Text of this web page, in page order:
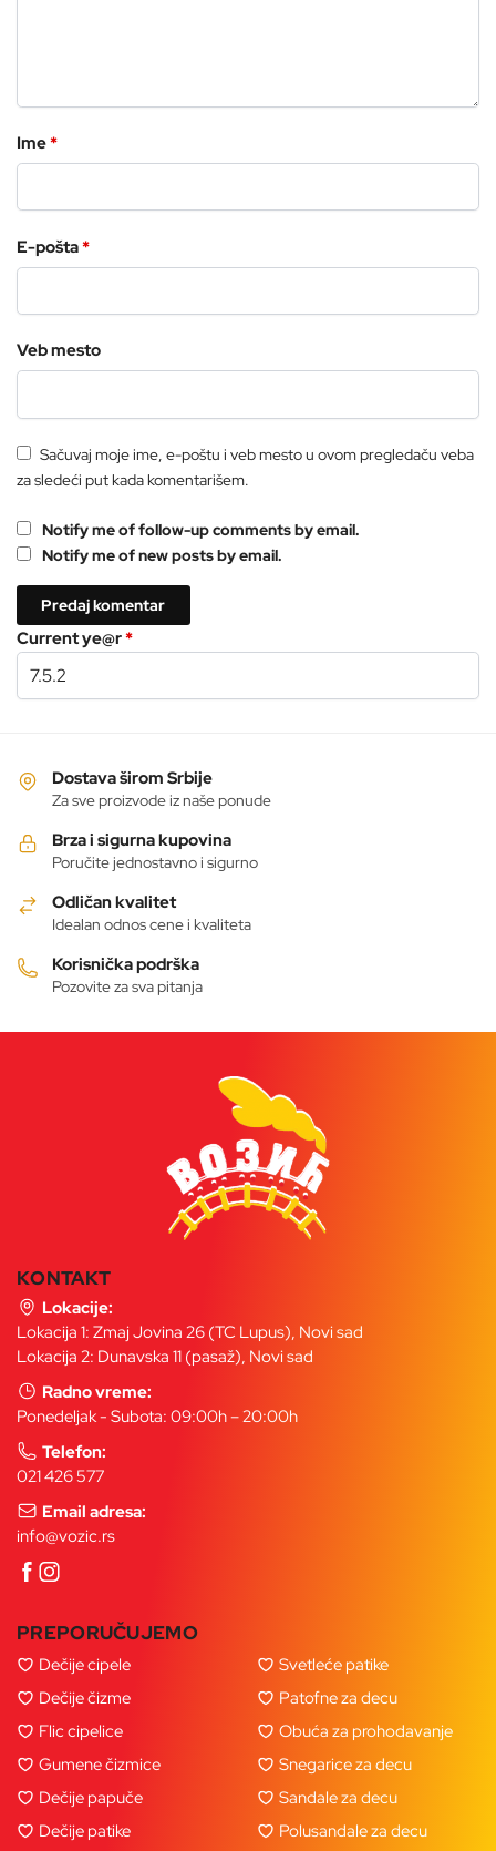
Ime*
E-pošta*
Veb mesto
Sačuvaj moje ime, e-poštu i veb mesto u ovom pregledaču veba
za sledeći put kada komentarišem.
Notify me of follow-up comments by email.
Notify me of new posts by email.
Current ye@r*
Dostava širom Srbije
Za sve proizvode iz naše ponude
Brza i sigurna kupovina
Poručite jednostavno i sigurno
Odličan kvalitet
Idealan odnos cene i kvaliteta
Korisnička podrška
Pozovite za sva pitanja
KONTAKT
Lokacije:
Lokacija 1: Zmaj Jovina 26 (TC Lupus), Novi sad
Lokacija 2: Dunavska 11 (pasaž), Novi sad
Radno vreme:
Ponedeljak - Subota: 09:00h – 20:00h
Telefon:
021 426 577
Email adresa:
info@vozic.rs
PREPORUČUJEMO
Dečije cipele
Dečije čizme
Flic cipelice
Gumene čizmice
Dečije papuče
Dečije patike
Svetleće patike
Patofne za decu
Obuća za prohodavanje
Snegarice za decu
Sandale za decu
Polusandale za decu